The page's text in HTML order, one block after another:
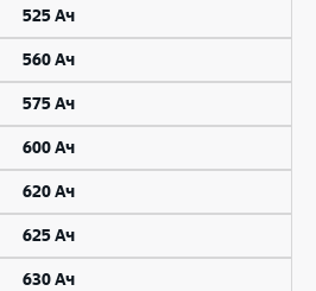
525 Ач
560 Ач
575 Ач
600 Ач
620 Ач
625 Ач
630 Ач